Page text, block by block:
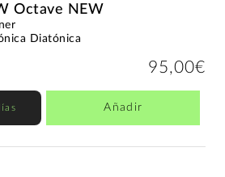
Octave NEW
Diatónica
95,00€
Añadir